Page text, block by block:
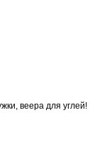
веера для углей!